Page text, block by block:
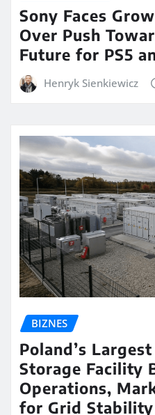
Sony Faces
Over Push
Future for PS5
Henryk Sienkiewicz
BIZNES
Poland’s
Storage Facility
Operations,
for Grid Stability